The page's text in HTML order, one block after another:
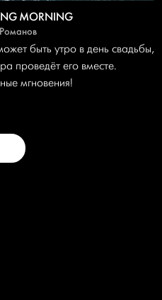
MORNING
быть утро в день свадьбы,
проведёт его вместе.
мгновения!